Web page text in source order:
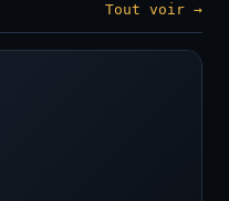
Tout voir →